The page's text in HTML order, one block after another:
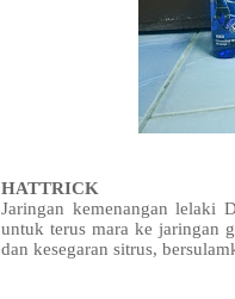
HATTRICK
Jaringan kemenangan lelaki
untuk terus mara ke jaringan
dan kesegaran sitrus,